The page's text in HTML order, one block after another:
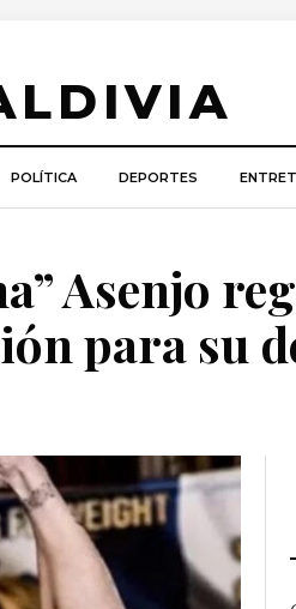
POLÍTICA DEPORTES
Asenjo
para su